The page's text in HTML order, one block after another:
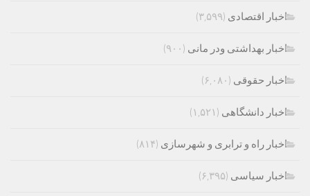
اخبار اقتصادی (۳,۵۹۹)
اخبار بهداشتی ودر مانی (۹۰۰)
اخبار حقوقی (۶,۰۸۰)
اخبار دانشگاهی (۱,۵۲۱)
اخبار راه و ترابری و شهرسازی (۸۱۴)
اخبار سیاسی (۶,۳۹۵)